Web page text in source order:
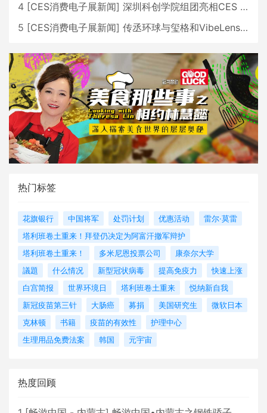
4 [CES消费电子展新闻] 深圳科创学院组团亮相CES 广受好评
5 [CES消费电子展新闻] 传丞环球与玺格和VibeLens共同推出全新耳机
热门标签
花旗银行 中国将军 处罚计划 优惠活动
雷尔·莫雷
塔利班卷土重来！拜登仍决定为阿富汗撤军辩护
塔利班卷土重来！
多米尼恩投票公司
康奈尔大学
議題
什么情况 新型冠状病毒 提高免疫力
快速上涨
白宫简报
世界环境日 塔利班卷土重来
悦纳新自我
新冠疫苗第三针
大肠癌 募捐 美国研究生
微软日本
克林顿
书籍 疫苗的有效性
护理中心
生理用品免费法案
韩国 元宇宙
热度回顾